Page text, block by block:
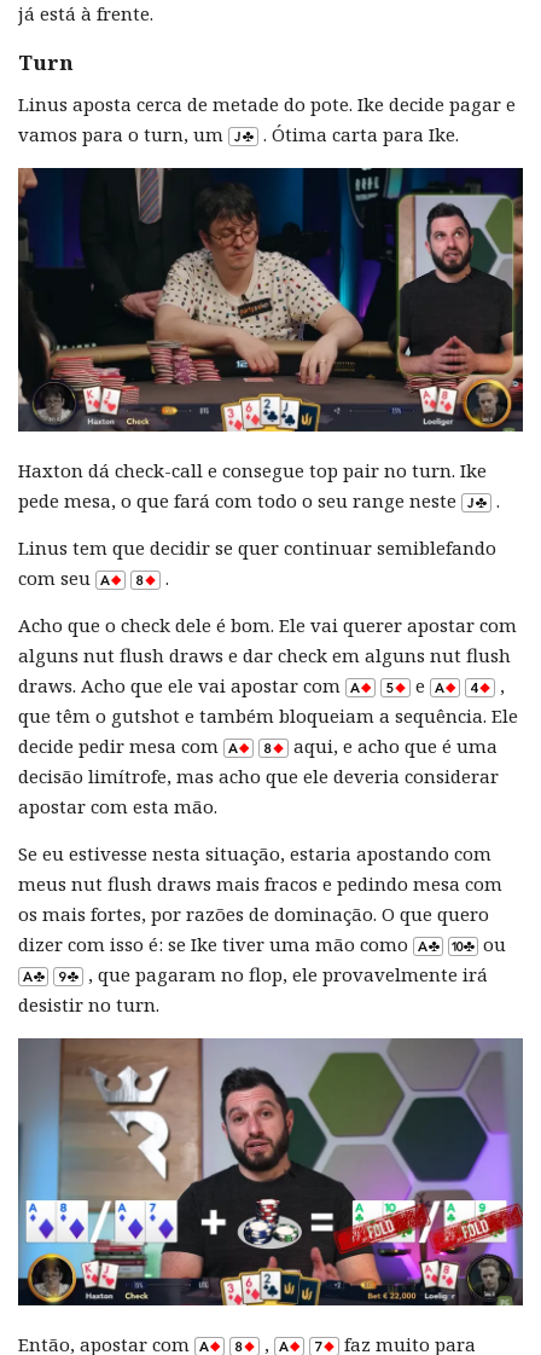
já está à frente.
Turn
Linus aposta cerca de metade do pote. Ike decide pagar e
vamos para o turn, um
. Ótima carta para Ike.
Haxton dá check-call e consegue top pair no turn. Ike
pede mesa, o que fará com todo o seu range neste
.
Linus tem que decidir se quer continuar semiblefando
com seu
.
Acho que o check dele é bom. Ele vai querer apostar com
alguns nut flush draws e dar check em alguns nut flush
draws. Acho que ele vai apostar com
e
,
que têm o gutshot e também bloqueiam a sequência. Ele
decide pedir mesa com
aqui, e acho que é uma
decisão limítrofe, mas acho que ele deveria considerar
apostar com esta mão.
Se eu estivesse nesta situação, estaria apostando com
meus nut flush draws mais fracos e pedindo mesa com
os mais fortes, por razões de dominação. O que quero
dizer com isso é: se Ike tiver uma mão como
ou
, que pagaram no flop, ele provavelmente irá
desistir no turn.
Então, apostar com , faz muito para